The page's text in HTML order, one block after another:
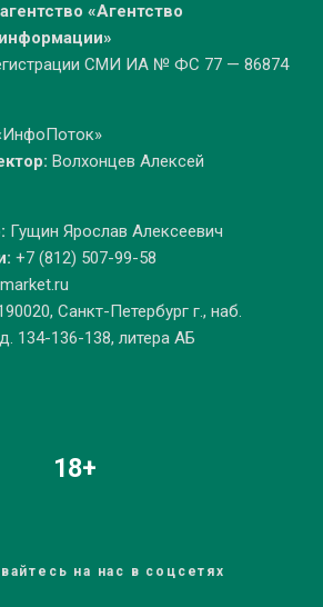
«Агентство
СМИ ИА № ФС 77 — 86874
Волхонцев Алексей
Гущин Ярослав Алексеевич
+7 (812) 507-99-58
Санкт-Петербург г., наб.
134-136-138, литера АБ
18+
на нас в соцсетях